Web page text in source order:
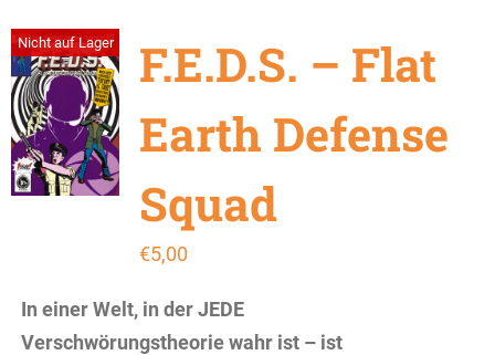
Nicht auf Lager
F.E.D.S. – Flat
Earth Defense
Squad
€5,00
In einer Welt, in der JEDE
Verschwörungstheorie wahr ist – ist